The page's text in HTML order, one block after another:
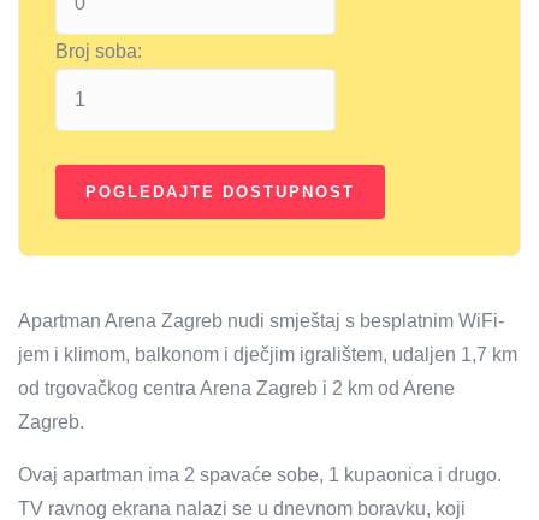
Broj soba:
Apartman Arena Zagreb nudi smještaj s besplatnim WiFi-
jem i klimom, balkonom i dječjim igralištem, udaljen 1,7 km
od trgovačkog centra Arena Zagreb i 2 km od Arene
Zagreb.
Ovaj apartman ima 2 spavaće sobe, 1 kupaonica i drugo.
TV ravnog ekrana nalazi se u dnevnom boravku, koji